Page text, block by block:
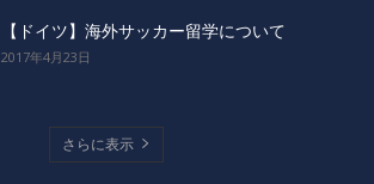
【ドイツ】海外サッカー留学について
2017年4月23日
さらに表示